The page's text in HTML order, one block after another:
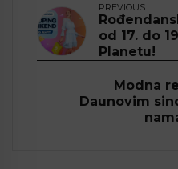
PREVIOUS
od 17. do
Planetu!
Modna
Daunovim